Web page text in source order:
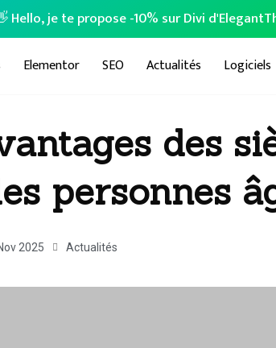
Hello, je te propose -10% sur Divi
Elementor SEO Actualités Logiciels
des
personnes
2025 Actualités